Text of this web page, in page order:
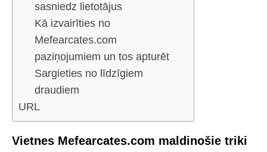
sasniedz lietotājus
Kā izvairīties no
Mefearcates.com
paziņojumiem un tos apturēt
Sargieties no līdzīgiem
draudiem
URL
Vietnes Mefearcates.com maldinošie triki